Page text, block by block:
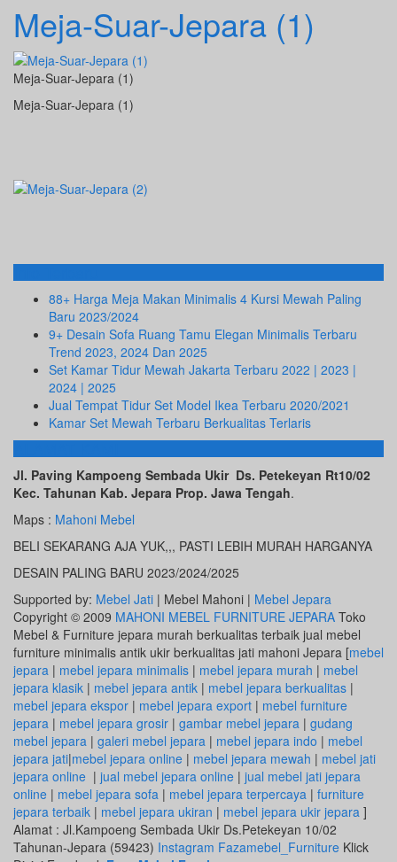
Meja-Suar-Jepara (1)
Meja-Suar-Jepara (1)
Meja-Suar-Jepara (1)
88+ Harga Meja Makan Minimalis 4 Kursi Mewah Paling
Baru 2023/2024
9+ Desain Sofa Ruang Tamu Elegan Minimalis Terbaru
Trend 2023, 2024 Dan 2025
Set Kamar Tidur Mewah Jakarta Terbaru 2022 | 2023 |
2024 | 2025
Jual Tempat Tidur Set Model Ikea Terbaru 2020/2021
Kamar Set Mewah Terbaru Berkualitas Terlaris
Jl. Paving Kampoeng Sembada Ukir Ds. Petekeyan Rt10/02
Kec. Tahunan Kab. Jepara Prop. Jawa Tengah.
Maps : Mahoni Mebel
BELI SEKARANG AJA YUK,,, PASTI LEBIH MURAH HARGANYA
DESAIN PALING BARU 2023/2024/2025
Supported by: Mebel Jati | Mebel Mahoni | Mebel Jepara
Copyright © 2009 MAHONI MEBEL FURNITURE JEPARA Toko
Mebel & Furniture jepara murah berkualitas terbaik jual mebel
furniture minimalis antik ukir berkualitas jati mahoni Jepara [mebel
jepara | mebel jepara minimalis | mebel jepara murah | mebel
jepara klasik | mebel jepara antik | mebel jepara berkualitas |
mebel jepara ekspor | mebel jepara export | mebel furniture
jepara | mebel jepara grosir | gambar mebel jepara | gudang
mebel jepara | galeri mebel jepara | mebel jepara indo | mebel
jepara jati|mebel jepara online | mebel jepara mewah | mebel jati
jepara online | jual mebel jepara online | jual mebel jati jepara
online | mebel jepara sofa | mebel jepara terpercaya | furniture
jepara terbaik | mebel jepara ukiran | mebel jepara ukir jepara ]
Alamat : Jl.Kampoeng Sembada Ukir Ds.Petekeyan 10/02
Tahunan-Jepara (59423) Instagram Fazamebel_Furniture Klick